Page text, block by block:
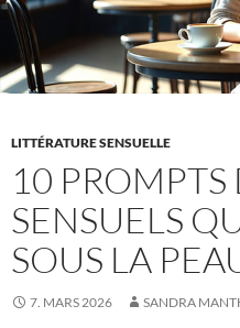
LITTÉRATURE SENSUELLE
10 PROMPTS
SENSUELS
SOUS LA
7. MARS 2026 SANDRA